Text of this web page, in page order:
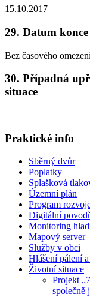
15.10.2017
29. Datum
Bez časového
30. Případná
situace
Praktické info
Sběrný dvůr
Poplatky
Splašková
Územní plán
Program
Digitální
Monitoring
Mapový server
Služby v obci
Hlášení pálení
Životní situace
Projekt
společně